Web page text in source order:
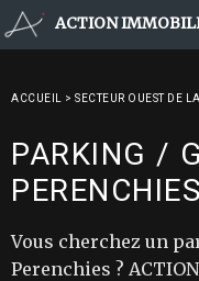
ACTION
ACCUEIL > SECTEUR OUEST DE
PARKING /
PERENCHIES
Vous cherchez un
Perenchies ?